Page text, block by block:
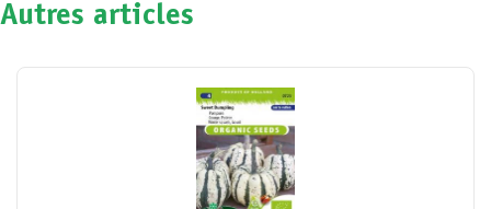
Autres articles